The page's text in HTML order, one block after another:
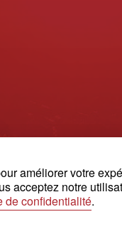
améliorer votre
acceptez notre
de confidentialité.